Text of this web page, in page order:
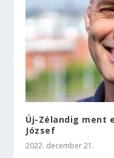
Új-Zélandig ment
József
2022. december 21.